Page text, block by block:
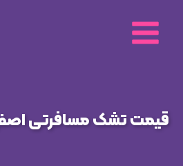
محتوا
قیمت تشک مسافرتی